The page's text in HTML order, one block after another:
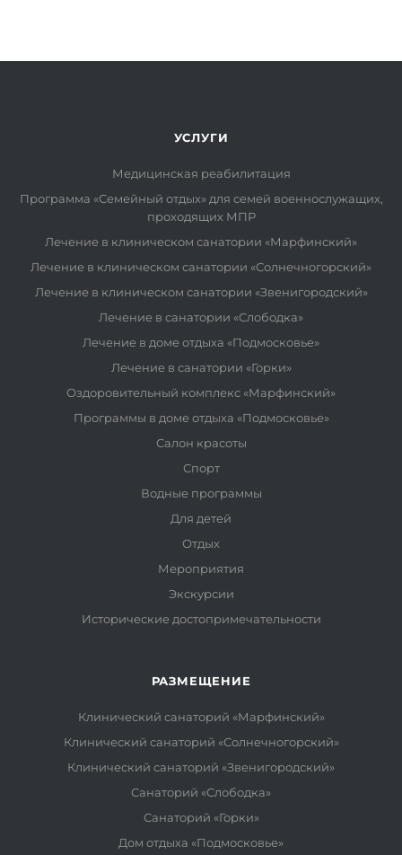
УСЛУГИ
Медицинская реабилитация
Программа «Семейный отдых» для семей военнослужащих,
проходящих МПР
Лечение в клиническом санатории «Марфинский»
Лечение в клиническом санатории «Солнечногорский»
Лечение в клиническом санатории «Звенигородский»
Лечение в санатории «Слободка»
Лечение в доме отдыха «Подмосковье»
Лечение в санатории «Горки»
Оздоровительный комплекс «Марфинский»
Программы в доме отдыха «Подмосковье»
Салон красоты
Спорт
Водные программы
Для детей
Отдых
Мероприятия
Экскурсии
Исторические достопримечательности
РАЗМЕЩЕНИЕ
Клинический санаторий «Марфинский»
Клинический санаторий «Солнечногорский»
Клинический санаторий «Звенигородский»
Санаторий «Слободка»
Санаторий «Горки»
Дом отдыха «Подмосковье»